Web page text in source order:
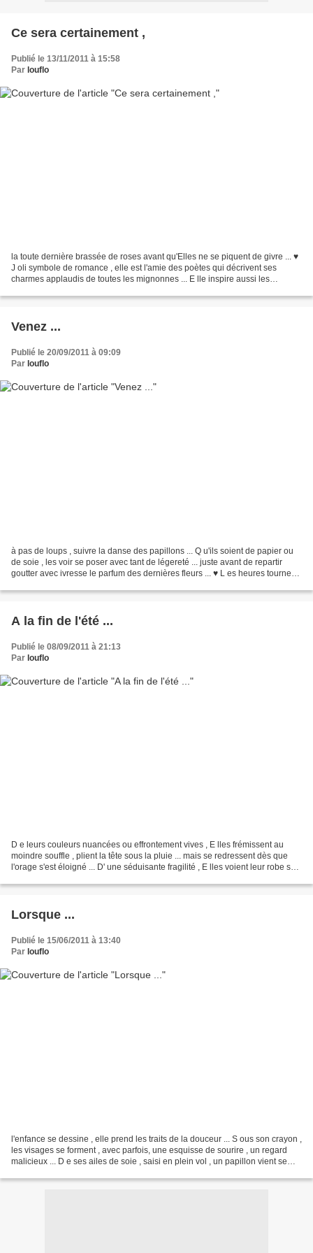
Ce sera certainement ,
Publié le 13/11/2011 à 15:58
Par louflo
la toute dernière brassée de roses avant qu'Elles ne se piquent de givre ... ♥
J oli symbole de romance , elle est l'amie des poètes qui décrivent ses
charmes applaudis de toutes les mignonnes ... E lle inspire aussi les
Venez ...
Publié le 20/09/2011 à 09:09
Par louflo
à pas de loups , suivre la danse des papillons ... Q u'ils soient de papier ou
de soie , les voir se poser avec tant de légereté ... juste avant de repartir
goutter avec ivresse le parfum des dernières fleurs ... ♥ L es heures tournent
A la fin de l'été ...
Publié le 08/09/2011 à 21:13
Par louflo
D e leurs couleurs nuancées ou effrontement vives , E lles frémissent au
moindre souffle , plient la tête sous la pluie ... mais se redressent dès que
l'orage s'est éloigné ... D' une séduisante fragilité , E lles voient leur robe se
Lorsque ...
Publié le 15/06/2011 à 13:40
Par louflo
l'enfance se dessine , elle prend les traits de la douceur ... S ous son crayon ,
les visages se forment , avec parfois, une esquisse de sourire , un regard
malicieux ... D e ses ailes de soie , saisi en plein vol , un papillon vient se